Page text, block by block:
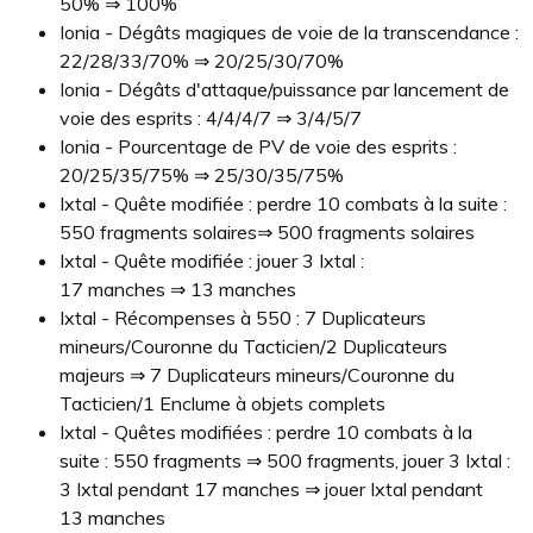
Ionia - Dégâts magiques de voie de la transcendance :
22/28/33/70% ⇒ 20/25/30/70%
Ionia - Dégâts d'attaque/puissance par lancement de
voie des esprits : 4/4/4/7 ⇒ 3/4/5/7
Ionia - Pourcentage de PV de voie des esprits :
20/25/35/75% ⇒ 25/30/35/75%
Ixtal - Quête modifiée : perdre 10 combats à la suite :
550 fragments solaires⇒ 500 fragments solaires
Ixtal - Quête modifiée : jouer 3 Ixtal :
17 manches ⇒ 13 manches
Ixtal - Récompenses à 550 : 7 Duplicateurs
mineurs/Couronne du Tacticien/2 Duplicateurs
majeurs ⇒ 7 Duplicateurs mineurs/Couronne du
Tacticien/1 Enclume à objets complets
Ixtal - Quêtes modifiées : perdre 10 combats à la
suite : 550 fragments ⇒ 500 fragments, jouer 3 Ixtal :
3 Ixtal pendant 17 manches ⇒ jouer Ixtal pendant
13 manches